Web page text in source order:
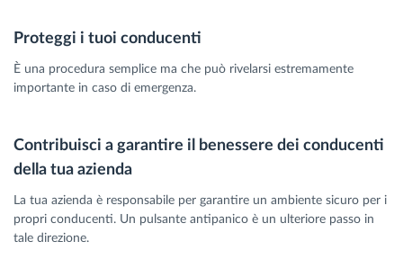
Proteggi i tuoi conducenti
È una procedura semplice ma che può rivelarsi estremamente
importante in caso di emergenza.
Contribuisci a garantire il benessere dei conducenti
della tua azienda
La tua azienda è responsabile per garantire un ambiente sicuro per i
propri conducenti. Un pulsante antipanico è un ulteriore passo in
tale direzione.